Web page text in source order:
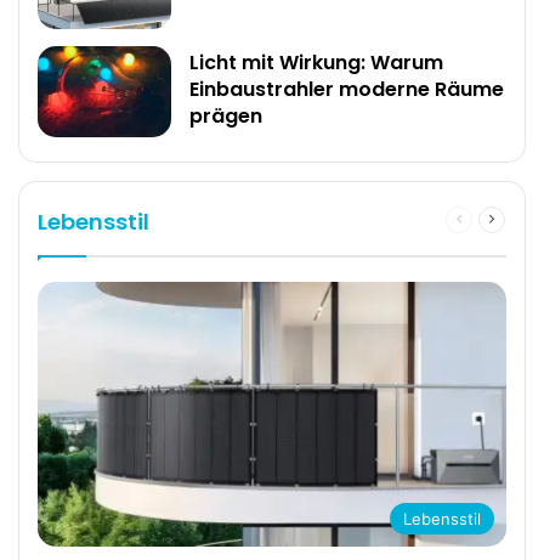
Licht mit Wirkung: Warum
Einbaustrahler moderne Räume
prägen
Lebensstil
Previous
Lebensstil